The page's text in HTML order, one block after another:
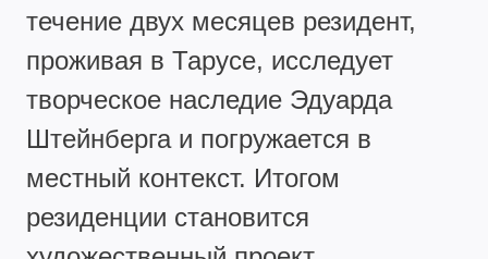
течение двух месяцев резидент,
проживая в Тарусе, исследует
творческое наследие Эдуарда
Штейнберга и погружается в
местный контекст. Итогом
резиденции становится